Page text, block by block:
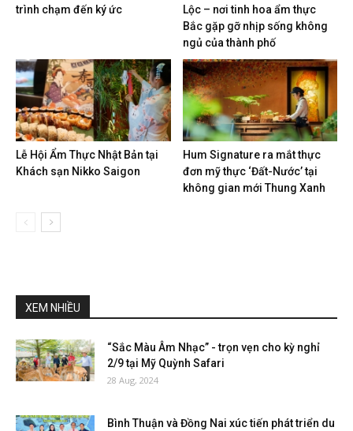
trình chạm đến ký ức
Lộc – nơi tinh hoa ẩm thực
Bắc gặp gỡ nhịp sống không
ngủ của thành phố
Lễ Hội Ẩm Thực Nhật Bản tại
Khách sạn Nikko Saigon
Hum Signature ra mắt thực
đơn mỹ thực ‘Đất-Nước’ tại
không gian mới Thung Xanh
XEM NHIỀU
“Sắc Màu Âm Nhạc” - trọn vẹn cho kỳ nghỉ
2/9 tại Mỹ Quỳnh Safari
28 Aug, 2024
Bình Thuận và Đồng Nai xúc tiến phát triển du